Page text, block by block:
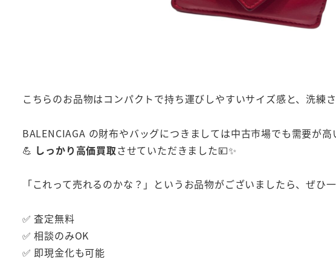
こちらのお品物はコンパクトで持ち運びしやすいサイズ感と、洗練
BALENCIAGA の財布やバッグにつきましては中古市場でも需要が高
💪 しっかり高価買取させていただきました💴✨
「これって売れるのかな？」というお品物がございましたら、ぜひ
✅ 査定無料
✅ 相談のみOK
✅ 即現金化も可能